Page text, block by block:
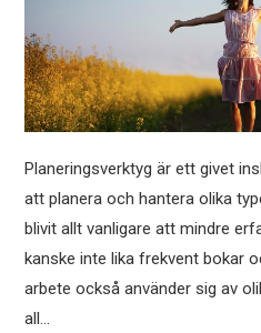
Planeringsverktyg är ett givet
att planera och hantera olika
blivit allt vanligare att mindre
kanske inte lika frekvent bokar
arbete också använder sig av
all…